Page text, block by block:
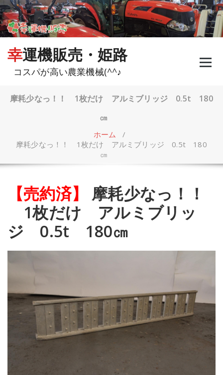
コ
ン
テ
ン
幸運機販売・姫路
コスパが高い農業機械(^^♪
摩耗少なっ！！ 1枚だけ アルミブリッジ 0.5t 180
㎝
ホーム /
摩耗少なっ！！ 1枚だけ アルミブリッジ 0.5t 180
㎝
【売約済】
摩耗少なっ！！
1枚だけ アルミブリッ
ジ 0.5t 180㎝